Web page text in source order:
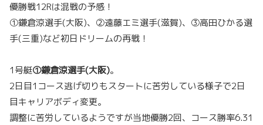
優勝戦12Rは混戦の予感！
①鎌倉涼選手(大阪)、②遠藤エミ選手(滋賀)、③高田ひかる選
手(三重)など初日ドリームの再戦！
1号艇①鎌倉涼選手(大阪)。
2日目1コース逃げ切りもスタートに苦労している様子で2日
目キャリアボディ変更。
調整に苦労しているようですが当地優勝2回、コース勝率6.31